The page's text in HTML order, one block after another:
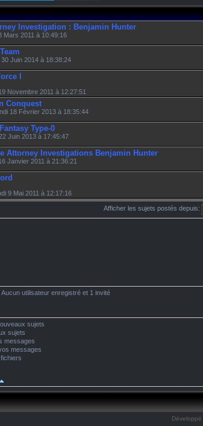
Investigation : Benjamin Hunter
Mars 2011 à 10:49:16
Juin 2014 à 18:38:24
I
Novembre 2011 à 12:27:51
Conquest
18 Février 2013 à 18:35:44
Type-0
Juin 2013 à 17:45:47
Attorney Investigations Benjamin Hunter
Janvier 2011 à 21:36:21
9 Mai 2011 à 12:17:16
Afficher les sujets postés depuis:
utilisateur enregistré et 1 invité
sujets
sujets
messages
messages
Développé